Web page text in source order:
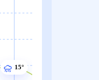
15°